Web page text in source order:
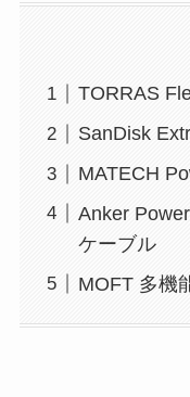
TORRAS
SanDisk
MATECH
Anker
ケーブル
MOFT 多機